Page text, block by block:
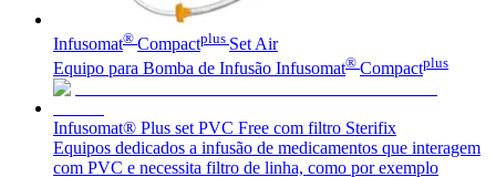
Infusomat® Compactplus Set Air
Equipo para Bomba de Infusão Infusomat® Compactplus
Infusomat® Plus set PVC Free com filtro Sterifix
Equipos dedicados a infusão de medicamentos que interagem
com PVC e necessita filtro de linha, como por exemplo